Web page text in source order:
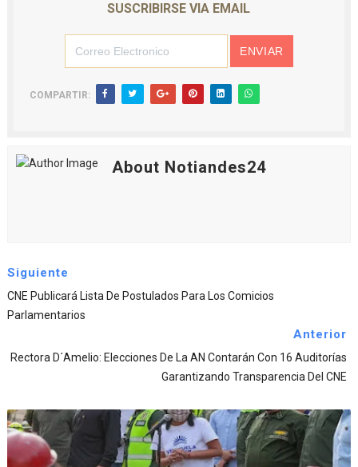
SUSCRIBIRSE VIA EMAIL
COMPARTIR:
About Notiandes24
Siguiente
CNE Publicará Lista De Postulados Para Los Comicios
Parlamentarios
Anterior
Rectora D´Amelio: Elecciones De La AN Contarán Con 16 Auditorías
Garantizando Transparencia Del CNE